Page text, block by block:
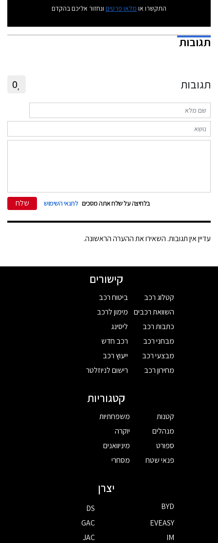
התקשרו או מלאו פרטים ונחזור אליכם בהקדם
תגובות
תגובות 0
בלחיצה על שלח אתה מסכים לתנאי השימוש שלח
עדיין אין תגובות. השאירו את ההערה הראשונה.
קישורים
קטלוג רכב
השוואת רכבים
כתבות רכב
מבחני רכב
מבצעי רכב
מחירון רכב
ביטוח רכב
מימון לרכב
ליסינג
רכב חדש
ייעוץ רכב
רישום לניוזלטר
קטגוריות
קטנות
מנהלים
ספורט
פנאי שטח
משפחתיות
יוקרה
מיניוואנים
מסחרי
יצרן
BYD
DS
EVEASY
GAC
IM
JAC